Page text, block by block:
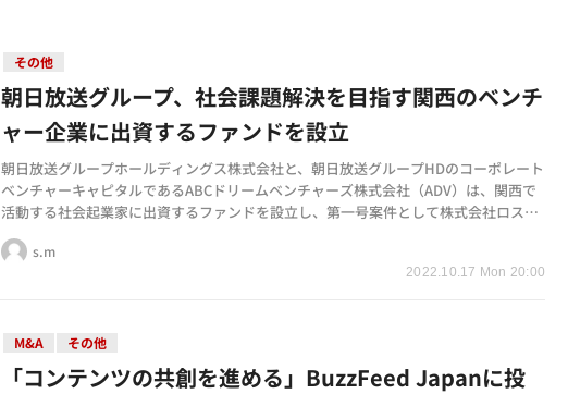
その他
2022.10.17 Mon 20:00
朝日放送グループ、社会課題解決を目指す関西のベンチ
ャー企業に出資するファンドを設立
朝日放送グループホールディングス株式会社と、朝日放送グループHDのコーポレート
ベンチャーキャピタルであるABCドリームベンチャーズ株式会社（ADV）は、関西で
活動する社会起業家に出資するファンドを設立し、第一号案件として株式会社ロスゼ
ロへの出資を発表しました…
s.m
M&A その他
「コンテンツの共創を進める」BuzzFeed Japanに投